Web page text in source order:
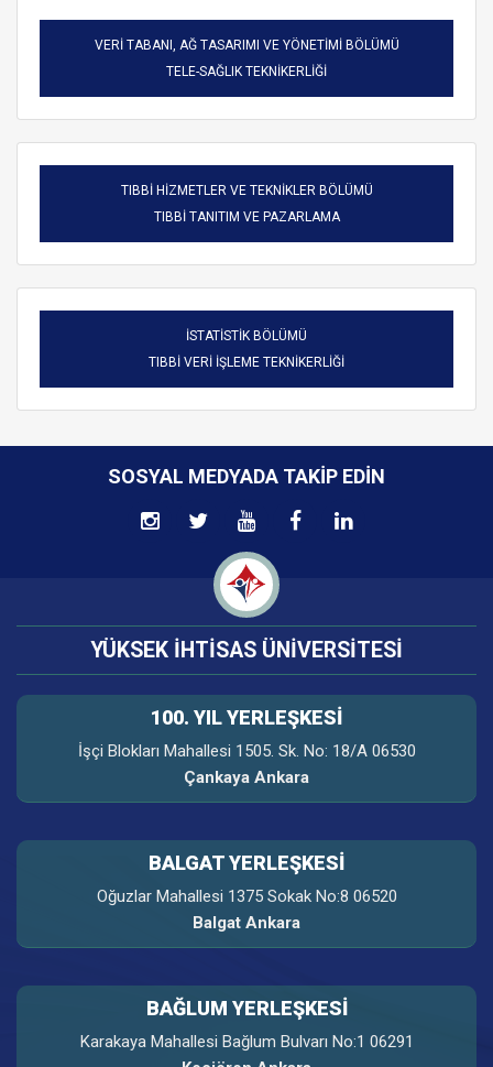
VERİ TABANI, AĞ TASARIMI VE YÖNETİMİ BÖLÜMÜ
TELE-SAĞLIK TEKNİKERLİĞİ
TIBBİ HİZMETLER VE TEKNİKLER BÖLÜMÜ
TIBBİ TANITIM VE PAZARLAMA
İSTATİSTİK BÖLÜMÜ
TIBBİ VERİ İŞLEME TEKNİKERLİĞİ
SOSYAL MEDYADA TAKIP EDIN
YÜKSEK İHTİSAS ÜNİVERSİTESİ
100. YIL YERLEŞKESI
İşçi Blokları Mahallesi 1505. Sk. No: 18/A 06530
Çankaya Ankara
BALGAT YERLEŞKESİ
Oğuzlar Mahallesi 1375 Sokak No:8 06520
Balgat Ankara
BAĞLUM YERLEŞKESİ
Karakaya Mahallesi Bağlum Bulvarı No:1 06291